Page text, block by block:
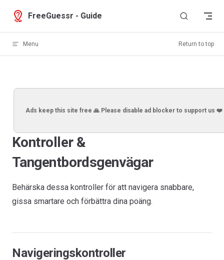
Skip to content
FreeGuessr - Guide
Menu Return to top
Ads keep this site free 🙏 Please disable ad blocker to support us ❤️
Kontroller &
Tangentbordsgenvägar
Behärska dessa kontroller för att navigera snabbare,
gissa smartare och förbättra dina poäng.
Navigeringskontroller